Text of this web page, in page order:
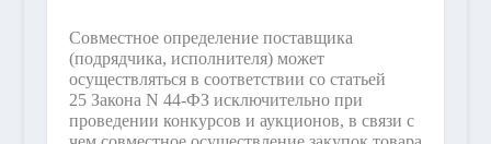
Совместное определение поставщика
(подрядчика, исполнителя) может
осуществляться в соответствии со статьей
25 Закона N 44-ФЗ исключительно при
проведении конкурсов и аукционов, в связи с